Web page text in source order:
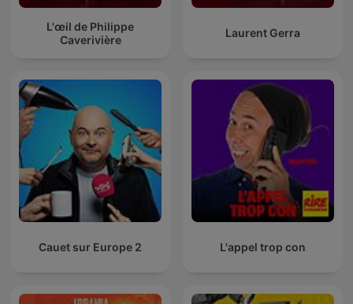
L'œil de Philippe
Caverivière
Laurent Gerra
Cauet sur Europe 2 L'appel trop con